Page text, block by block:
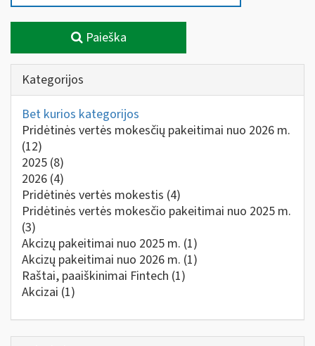
Paieška
Kategorijos
Bet kurios kategorijos
Pridėtinės vertės mokesčių pakeitimai nuo 2026 m.
(12)
2025 (8)
2026 (4)
Pridėtinės vertės mokestis (4)
Pridėtinės vertės mokesčio pakeitimai nuo 2025 m.
(3)
Akcizų pakeitimai nuo 2025 m. (1)
Akcizų pakeitimai nuo 2026 m. (1)
Raštai, paaiškinimai Fintech (1)
Akcizai (1)